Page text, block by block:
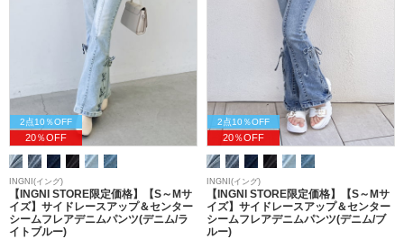
2点10％OFF
20％OFF
INGNI(イング)
【INGNI STORE限定価格】【S～Mサ
イズ】サイドレースアップ＆センター
シームフレアデニムパンツ(デニム/ラ
イトブルー)
2点10％OFF
20％OFF
INGNI(イング)
【INGNI STORE限定価格】【S～Mサ
イズ】サイドレースアップ＆センター
シームフレアデニムパンツ(デニム/ブ
ルー)